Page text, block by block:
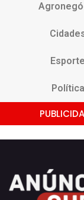
Esporte
Política